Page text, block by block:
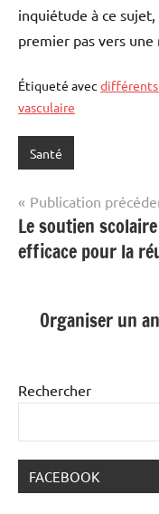
inquiétude à ce sujet,
premier pas vers
Étiqueté avec
vasculaire
Santé
Navigation
de
l’article
Publication
Le soutien
efficace pour la
Organiser un
Rechercher
FACEBOOK